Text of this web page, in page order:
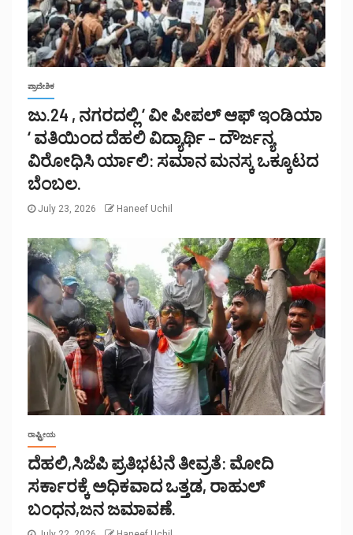
ಪ್ರಾದೇಶಿಕ
ಜು.24 , ನಗರದಲ್ಲಿ ‘ ವೀ ಪೀಪಲ್ ಆಫ್ ಇಂಡಿಯಾ
‘ ವತಿಯಿಂದ ದೆಹಲಿ ವಿದ್ಯಾರ್ಥಿ – ದೌರ್ಜನ್ಯ
ವಿರೋಧಿಸಿ ರ್ಯಾಲಿ: ಸಮಾನ ಮನಸ್ಕ ಒಕ್ಕೂಟದ
ಬೆಂಬಲ.
July 23, 2026 Haneef Uchil
ರಾಷ್ಟ್ರೀಯ
ದೆಹಲಿ,ಸಿಜೆಪಿ ಪ್ರತಿಭಟನೆ ತೀವ್ರತೆ: ಮೋದಿ
ಸರ್ಕಾರಕ್ಕೆ ಅಧಿಕವಾದ ಒತ್ತಡ, ರಾಹುಲ್
ಬಂಧನ,ಜನ ಜಮಾವಣೆ.